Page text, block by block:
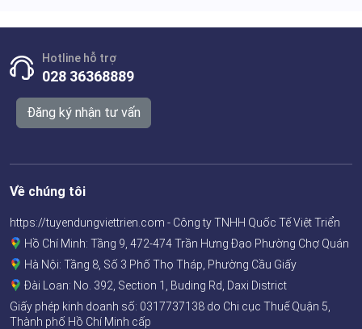
Hotline hỗ trợ
028 36368889
Đăng ký nhận tư vấn
Về chúng tôi
https://tuyendungviettrien.com - Công ty TNHH Quốc Tế Việt Triển
Hồ Chí Minh: Tầng 9, 472-474 Trần Hưng Đạo Phường Chợ Quán
Hà Nội: Tầng 8, Số 3 Phố Thọ Tháp, Phường Cầu Giấy
Đài Loan: No. 392, Section 1, Buding Rd, Daxi District
Giấy phép kinh doanh số: 0317737138 do Chi cục Thuế Quận 5,
Thành phố Hồ Chí Minh cấp